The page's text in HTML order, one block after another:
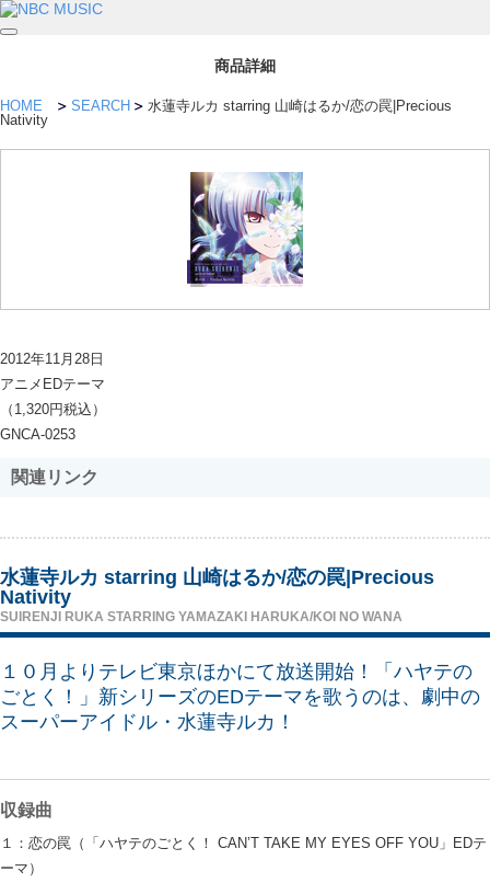
商品詳細
HOME SEARCH
水蓮寺ルカ starring 山崎はるか/恋の罠|Precious
Nativity
2012年11月28日
アニメEDテーマ
（1,320円税込）
GNCA-0253
関連リンク
水蓮寺ルカ starring 山崎はるか/恋の罠|Precious
Nativity
SUIRENJI RUKA STARRING YAMAZAKI HARUKA/KOI NO WANA
１０月よりテレビ東京ほかにて放送開始！「ハヤテの
ごとく！」新シリーズのEDテーマを歌うのは、劇中の
スーパーアイドル・水蓮寺ルカ！
収録曲
１：恋の罠（「ハヤテのごとく！ CAN’T TAKE MY EYES OFF YOU」EDテ
ーマ）